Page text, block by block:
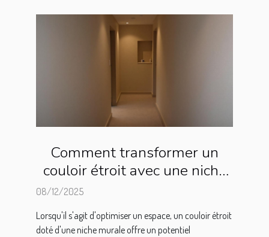
Comment transformer un
couloir étroit avec une niche
08/12/2025
Lorsqu'il s'agit d'optimiser un espace, un couloir étroit
doté d'une niche murale offre un potentiel